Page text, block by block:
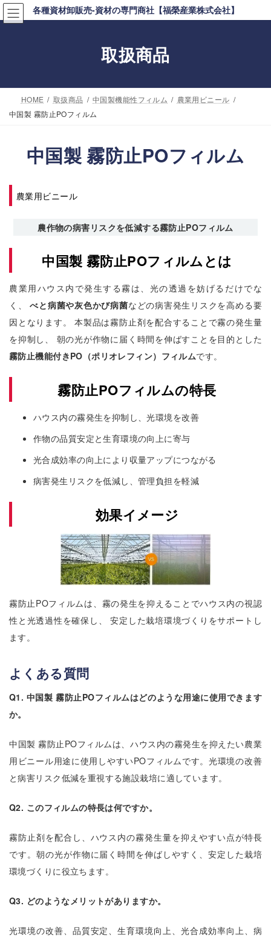
コ
ン
ナ
ビ
各種資材卸販売-資材の専門商社【福榮産業株式会社】
取扱商品
HOME 取扱商品 中国製機能性フィルム
農業用ビニール
中国製 霧防止POフィルム
中国製 霧防止POフィルム
農業用ビニール
農作物の病害リスクを低減する霧防止POフィルム
中国製 霧防止POフィルムとは
農業用ハウス内で発生する霧は、光の透過を妨げるだけでな
く、べと病菌や灰色かび病菌などの病害発生リスクを高める要
因となります。 本製品は霧防止剤を配合することで霧の発生量
を抑制し、 朝の光が作物に届く時間を伸ばすことを目的とした
霧防止機能付きPO（ポリオレフィン）フィルムです。
霧防止POフィルムの特長
ハウス内の霧発生を抑制し、光環境を改善
作物の品質安定と生育環境の向上に寄与
光合成効率の向上により収量アップにつながる
病害発生リスクを低減し、管理負担を軽減
効果イメージ
霧防止POフィルムは、霧の発生を抑えることでハウス内の視認
性と光透過性を確保し、 安定した栽培環境づくりをサポートし
ます。
よくある質問
Q1. 中国製 霧防止POフィルムはどのような用途に使用できます
か。
中国製 霧防止POフィルムは、ハウス内の霧発生を抑えたい農業
用ビニール用途に使用しやすいPOフィルムです。光環境の改善
と病害リスク低減を重視する施設栽培に適しています。
Q2. このフィルムの特長は何ですか。
霧防止剤を配合し、ハウス内の霧発生量を抑えやすい点が特長
です。朝の光が作物に届く時間を伸ばしやすく、安定した栽培
環境づくりに役立ちます。
Q3. どのようなメリットがありますか。
光環境の改善、品質安定、生育環境向上、光合成効率向上、病